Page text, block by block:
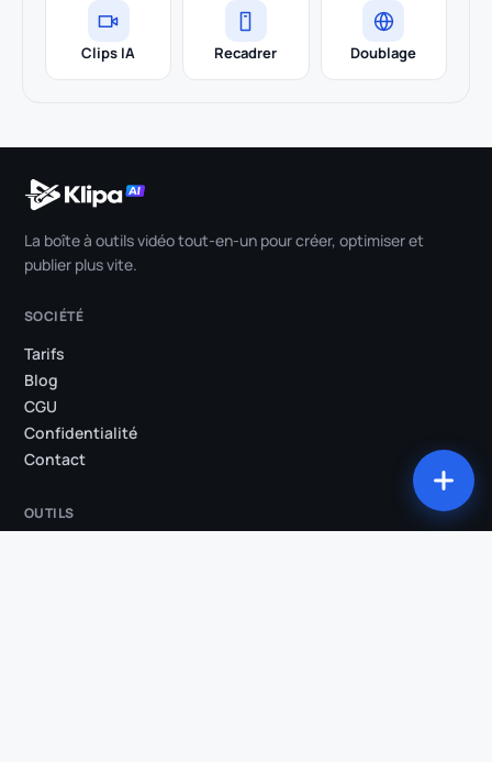
Clips IA Recadrer Doublage
La boîte à outils vidéo tout-en-un pour créer, optimiser et
publier plus vite.
SOCIÉTÉ
Tarifs
Blog
CGU
Confidentialité
Contact
OUTILS